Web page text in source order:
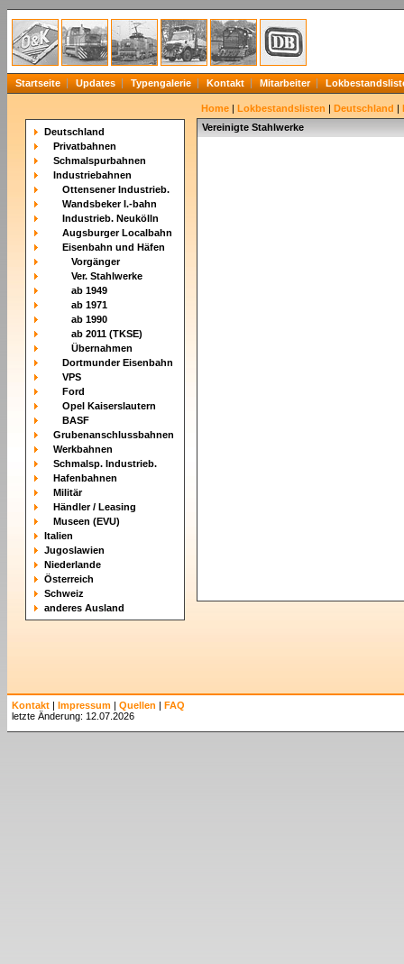
Startseite Updates Typengalerie Kontakt Mitarbeiter
Deutschland
Privatbahnen
Schmalspurbahnen
Industriebahnen
Ottensener Industrieb.
Wandsbeker I.-bahn
Industrieb. Neukölln
Augsburger Localbahn
Eisenbahn und Häfen
Vorgänger
Ver. Stahlwerke
ab 1949
ab 1971
ab 1990
ab 2011 (TKSE)
Übernahmen
Dortmunder Eisenbahn
VPS
Ford
Opel Kaiserslautern
BASF
Grubenanschlussbahnen
Werkbahnen
Schmalsp. Industrieb.
Hafenbahnen
Militär
Händler / Leasing
Museen (EVU)
Italien
Jugoslawien
Niederlande
Österreich
Schweiz
anderes Ausland
Home | Lokbestandslisten | Deutschland |
Vereinigte Stahlwerke
Kontakt | Impressum | Quellen | FAQ
letzte Änderung: 12.07.2026